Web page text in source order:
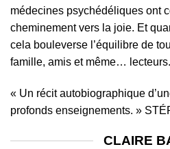
médecines psychédéliques ont
cheminement vers la joie. Et
cela bouleverse l’équilibre de
famille, amis et même… lecteurs.
« Un récit autobiographique
profonds enseignements. »
CLAIRE